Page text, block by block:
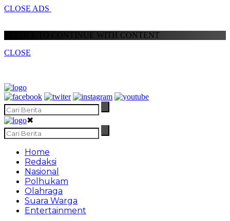
CLOSE ADS
SCROLL TO CONTINUE WITH CONTENT
CLOSE
✖
Home
Redaksi
Nasional
Polhukam
Olahraga
Suara Warga
Entertainment